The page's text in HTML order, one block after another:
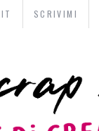
SCRIVIMI